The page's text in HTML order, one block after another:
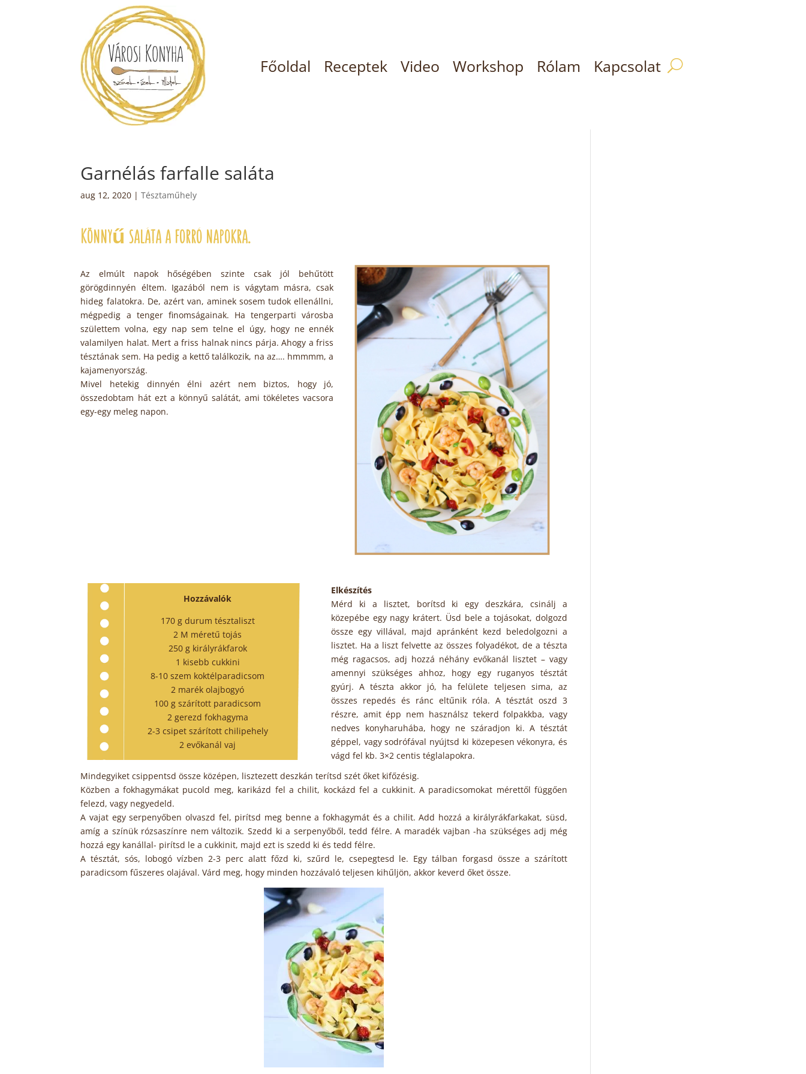
Főoldal Receptek Video Workshop Rólam Kapcsolat
Garnélás farfalle saláta
aug 12, 2020 |Tésztaműhely
Könnyű saláta a forró napokra.
Az elmúlt napok hőségében szinte csak jól behűtött
görögdinnyén éltem. Igazából nem is vágytam másra, csak
hideg falatokra. De, azért van, aminek sosem tudok ellenállni,
mégpedig a tenger finomságainak. Ha tengerparti városba
születtem volna, egy nap sem telne el úgy, hogy ne ennék
valamilyen halat. Mert a friss halnak nincs párja. Ahogy a friss
tésztának sem. Ha pedig a kettő találkozik, na az…. hmmmm, a
kajamenyország.
Mivel hetekig dinnyén élni azért nem biztos, hogy jó,
összedobtam hát ezt a könnyű salátát, ami tökéletes vacsora
egy-egy meleg napon.
Hozzávalók
170 g durum tésztaliszt
2 M méretű tojás
250 g királyrákfarok
1 kisebb cukkini
8-10 szem koktélparadicsom
2 marék olajbogyó
100 g szárított paradicsom
2 gerezd fokhagyma
2-3 csipet szárított chilipehely
2 evőkanál vaj
Elkészítés
Mérd ki a lisztet, borítsd ki egy deszkára, csinálj a
közepébe egy nagy krátert. Üsd bele a tojásokat, dolgozd
össze egy villával, majd apránként kezd beledolgozni a
lisztet. Ha a liszt felvette az összes folyadékot, de a tészta
még ragacsos, adj hozzá néhány evőkanál lisztet – vagy
amennyi szükséges ahhoz, hogy egy ruganyos tésztát
gyúrj. A tészta akkor jó, ha felülete teljesen sima, az
összes repedés és ránc eltűnik róla. A tésztát oszd 3
részre, amit épp nem használsz tekerd folpakkba, vagy
nedves konyharuhába, hogy ne száradjon ki. A tésztát
géppel, vagy sodrófával nyújtsd ki közepesen vékonyra, és
vágd fel kb. 3×2 centis téglalapokra.
Mindegyiket csippentsd össze középen, lisztezett deszkán terítsd szét őket kifőzésig.
Közben a fokhagymákat pucold meg, karikázd fel a chilit, kockázd fel a cukkinit. A paradicsomokat mérettől függően
felezd, vagy negyedeld.
A vajat egy serpenyőben olvaszd fel, pirítsd meg benne a fokhagymát és a chilit. Add hozzá a királyrákfarkakat, süsd,
amíg a színük rózsaszínre nem változik. Szedd ki a serpenyőből, tedd félre. A maradék vajban -ha szükséges adj még
hozzá egy kanállal- pirítsd le a cukkinit, majd ezt is szedd ki és tedd félre.
A tésztát, sós, lobogó vízben 2-3 perc alatt főzd ki, szűrd le, csepegtesd le. Egy tálban forgasd össze a szárított
paradicsom fűszeres olajával. Várd meg, hogy minden hozzávaló teljesen kihűljön, akkor keverd őket össze.